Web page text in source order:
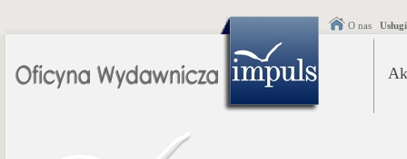
O nas